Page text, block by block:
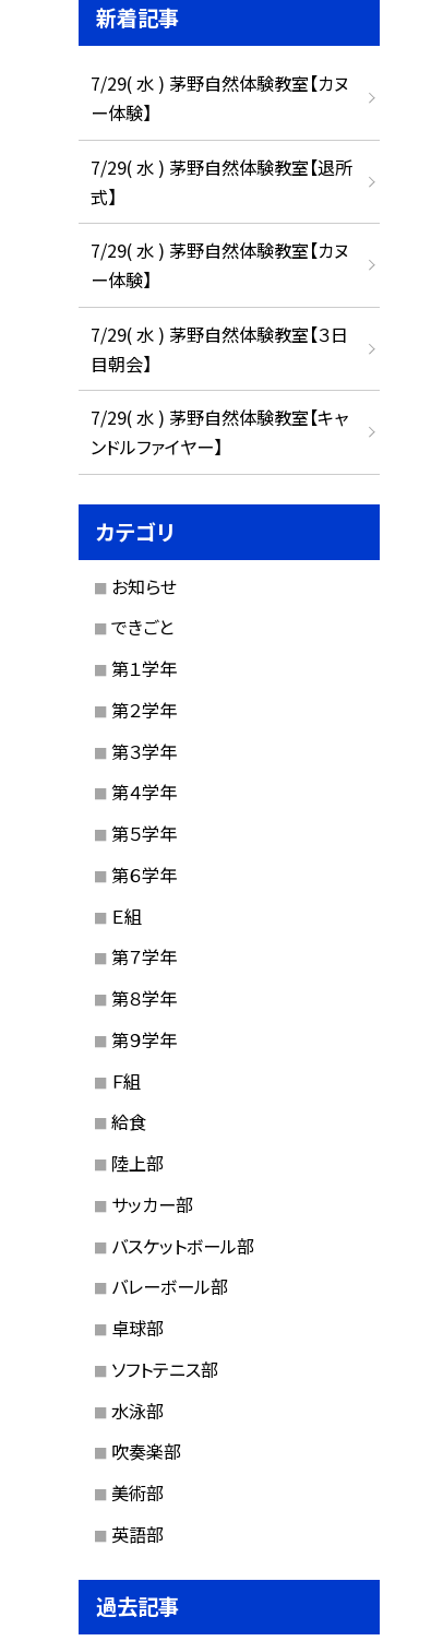
新着記事
7/29( 水 ) 茅野自然体験教室【カヌ
ー体験】
7/29( 水 ) 茅野自然体験教室【退所
式】
7/29( 水 ) 茅野自然体験教室【カヌ
ー体験】
7/29( 水 ) 茅野自然体験教室【３日
目朝会】
7/29( 水 ) 茅野自然体験教室【キャ
ンドルファイヤー】
カテゴリ
お知らせ
できごと
第１学年
第２学年
第３学年
第４学年
第５学年
第６学年
Ｅ組
第７学年
第８学年
第９学年
Ｆ組
給食
陸上部
サッカー部
バスケットボール部
バレーボール部
卓球部
ソフトテニス部
水泳部
吹奏楽部
美術部
英語部
過去記事